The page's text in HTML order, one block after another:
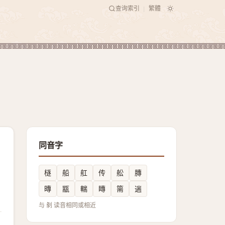
查询索引 繁體
同音字
㯌 船 舡 传 舩
膞
暷
㼷 輲 䁣 篅 遄
与 剶 读音相同或相近